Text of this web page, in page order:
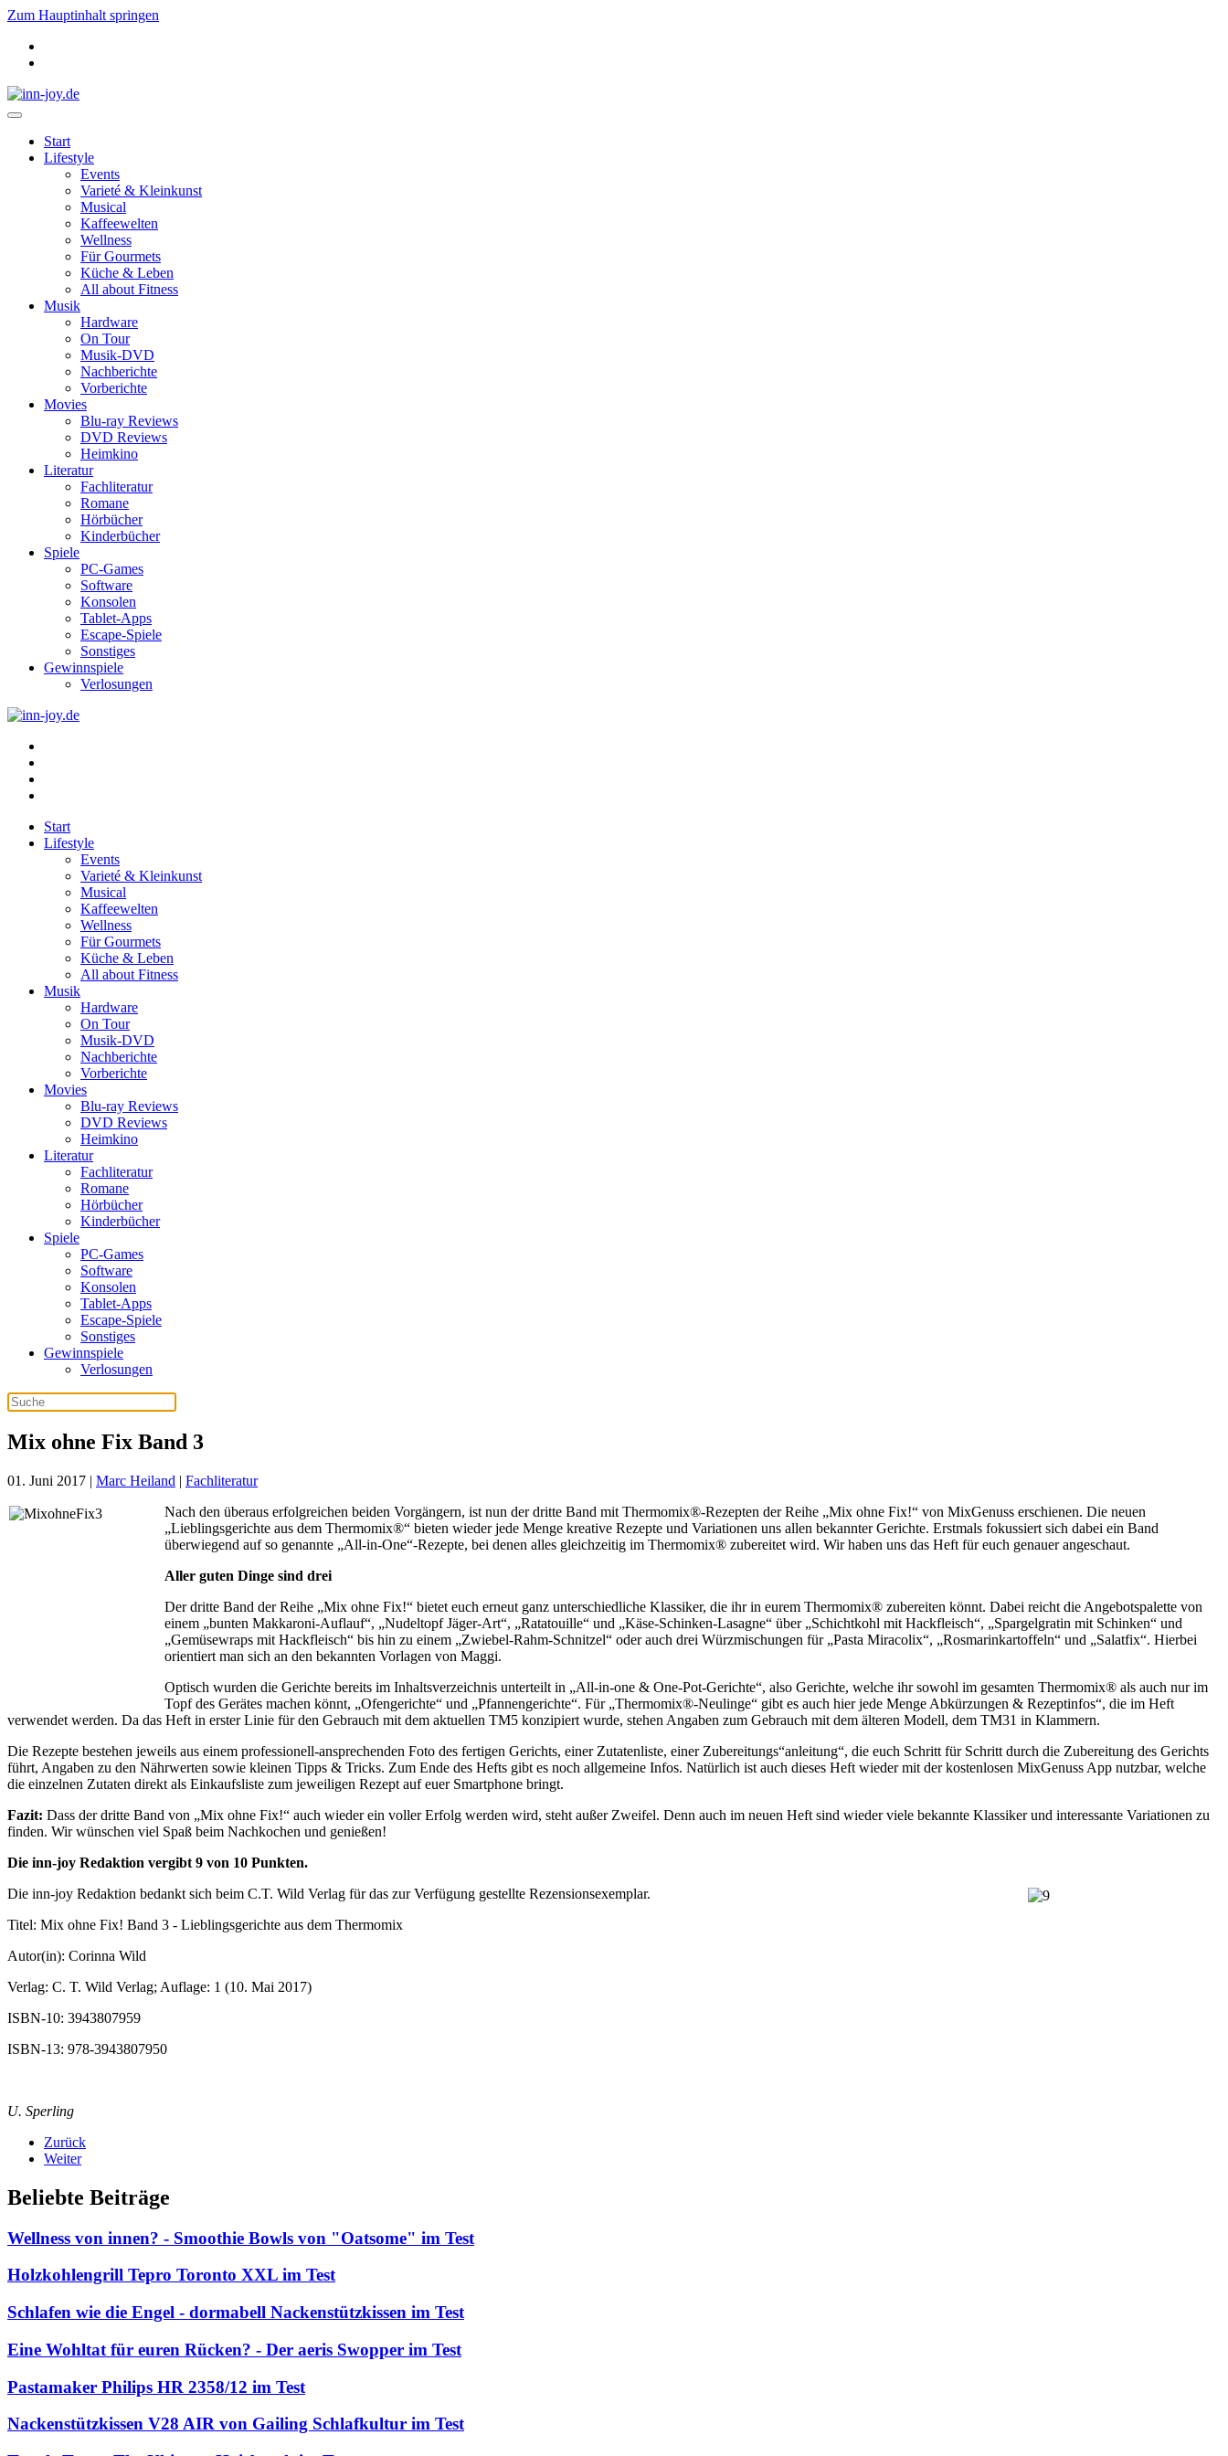
Zum Hauptinhalt springen
Start
Lifestyle
Events
Varieté & Kleinkunst
Musical
Kaffeewelten
Wellness
Für Gourmets
Küche & Leben
All about Fitness
Musik
Hardware
On Tour
Musik-DVD
Nachberichte
Vorberichte
Movies
Blu-ray Reviews
DVD Reviews
Heimkino
Literatur
Fachliteratur
Romane
Hörbücher
Kinderbücher
Spiele
PC-Games
Software
Konsolen
Tablet-Apps
Escape-Spiele
Sonstiges
Gewinnspiele
Verlosungen
Start
Lifestyle
Events
Varieté & Kleinkunst
Musical
Kaffeewelten
Wellness
Für Gourmets
Küche & Leben
All about Fitness
Musik
Hardware
On Tour
Musik-DVD
Nachberichte
Vorberichte
Movies
Blu-ray Reviews
DVD Reviews
Heimkino
Literatur
Fachliteratur
Romane
Hörbücher
Kinderbücher
Spiele
PC-Games
Software
Konsolen
Tablet-Apps
Escape-Spiele
Sonstiges
Gewinnspiele
Verlosungen
Mix ohne Fix Band 3
01. Juni 2017 | Marc Heiland | Fachliteratur
Nach den überaus erfolgreichen beiden Vorgängern, ist nun der dritte Band mit Thermomix®-Rezepten der Reihe „Mix ohne Fix!“ von MixGenuss erschienen. Die neuen
„Lieblingsgerichte aus dem Thermomix®“ bieten wieder jede Menge kreative Rezepte und Variationen uns allen bekannter Gerichte. Erstmals fokussiert sich dabei ein Band
überwiegend auf so genannte „All-in-One“-Rezepte, bei denen alles gleichzeitig im Thermomix® zubereitet wird. Wir haben uns das Heft für euch genauer angeschaut.
Aller guten Dinge sind drei
Der dritte Band der Reihe „Mix ohne Fix!“ bietet euch erneut ganz unterschiedliche Klassiker, die ihr in eurem Thermomix® zubereiten könnt. Dabei reicht die Angebotspalette von
einem „bunten Makkaroni-Auflauf“, „Nudeltopf Jäger-Art“, „Ratatouille“ und „Käse-Schinken-Lasagne“ über „Schichtkohl mit Hackfleisch“, „Spargelgratin mit Schinken“ und
„Gemüsewraps mit Hackfleisch“ bis hin zu einem „Zwiebel-Rahm-Schnitzel“ oder auch drei Würzmischungen für „Pasta Miracolix“, „Rosmarinkartoffeln“ und „Salatfix“. Hierbei
orientiert man sich an den bekannten Vorlagen von Maggi.
Optisch wurden die Gerichte bereits im Inhaltsverzeichnis unterteilt in „All-in-one & One-Pot-Gerichte“, also Gerichte, welche ihr sowohl im gesamten Thermomix® als auch nur im
Topf des Gerätes machen könnt, „Ofengerichte“ und „Pfannengerichte“. Für „Thermomix®-Neulinge“ gibt es auch hier jede Menge Abkürzungen & Rezeptinfos“, die im Heft
verwendet werden. Da das Heft in erster Linie für den Gebrauch mit dem aktuellen TM5 konzipiert wurde, stehen Angaben zum Gebrauch mit dem älteren Modell, dem TM31 in Klammern.
Die Rezepte bestehen jeweils aus einem professionell-ansprechenden Foto des fertigen Gerichts, einer Zutatenliste, einer Zubereitungs“anleitung“, die euch Schritt für Schritt durch die Zubereitung des Gerichts
führt, Angaben zu den Nährwerten sowie kleinen Tipps & Tricks. Zum Ende des Hefts gibt es noch allgemeine Infos. Natürlich ist auch dieses Heft wieder mit der kostenlosen MixGenuss App nutzbar, welche
die einzelnen Zutaten direkt als Einkaufsliste zum jeweiligen Rezept auf euer Smartphone bringt.
Fazit: Dass der dritte Band von „Mix ohne Fix!“ auch wieder ein voller Erfolg werden wird, steht außer Zweifel. Denn auch im neuen Heft sind wieder viele bekannte Klassiker und interessante Variationen zu
finden. Wir wünschen viel Spaß beim Nachkochen und genießen!
Die inn-joy Redaktion vergibt 9 von 10 Punkten.
Die inn-joy Redaktion bedankt sich beim C.T. Wild Verlag für das zur Verfügung gestellte Rezensionsexemplar.
Titel: Mix ohne Fix! Band 3 - Lieblingsgerichte aus dem Thermomix
Autor(in): Corinna Wild
Verlag: C. T. Wild Verlag; Auflage: 1 (10. Mai 2017)
ISBN-10: 3943807959
ISBN-13: 978-3943807950
U. Sperling
Zurück
Weiter
Beliebte Beiträge
Wellness von innen? - Smoothie Bowls von "Oatsome" im Test
Holzkohlengrill Tepro Toronto XXL im Test
Schlafen wie die Engel - dormabell Nackenstützkissen im Test
Eine Wohltat für euren Rücken? - Der aeris Swopper im Test
Pastamaker Philips HR 2358/12 im Test
Nackenstützkissen V28 AIR von Gailing Schlafkultur im Test